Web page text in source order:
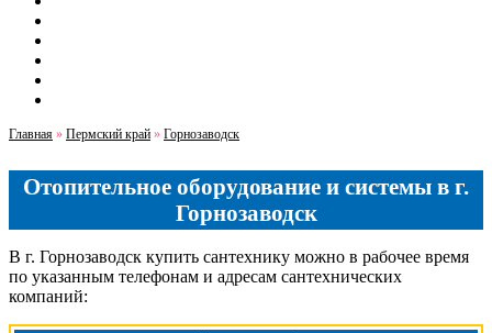
Главная » Пермский край » Горнозаводск
Отопительное оборудование и системы в г.
Горнозаводск
В г. Горнозаводск купить сантехнику можно в рабочее время
по указанным телефонам и адресам сантехнических
компаний: